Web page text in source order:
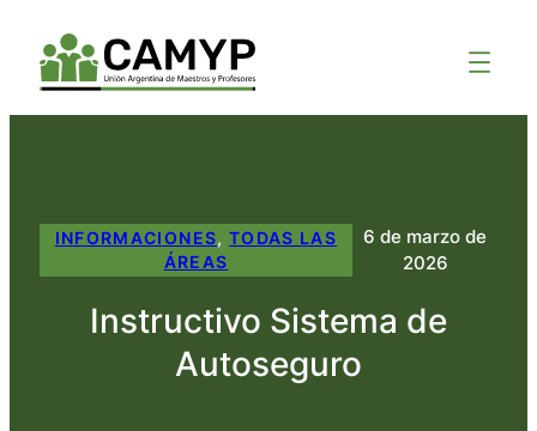
INFORMACIONES, TODAS LAS
ÁREAS
6 de marzo de
2026
Instructivo Sistema de
Autoseguro